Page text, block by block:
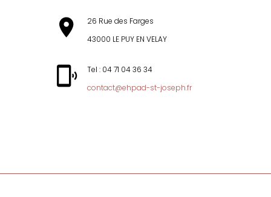
26 Rue des Farges
43000 LE PUY EN VELAY
Tel : 04 71 04 36 34
contact@ehpad-st-joseph.fr